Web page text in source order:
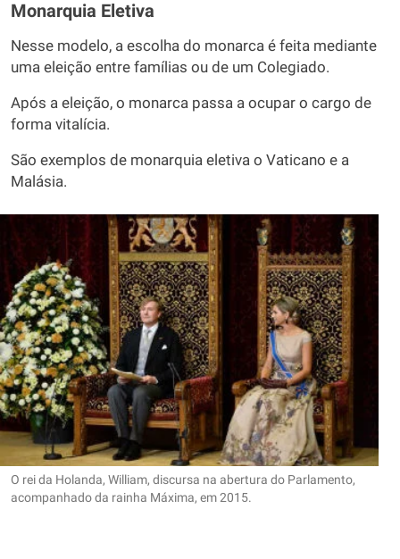
Monarquia Eletiva
Nesse modelo, a escolha do monarca é feita mediante
uma eleição entre famílias ou de um Colegiado.
Após a eleição, o monarca passa a ocupar o cargo de
forma vitalícia.
São exemplos de monarquia eletiva o Vaticano e a
Malásia.
O rei da Holanda, William, discursa na abertura do Parlamento,
acompanhado da rainha Máxima, em 2015.